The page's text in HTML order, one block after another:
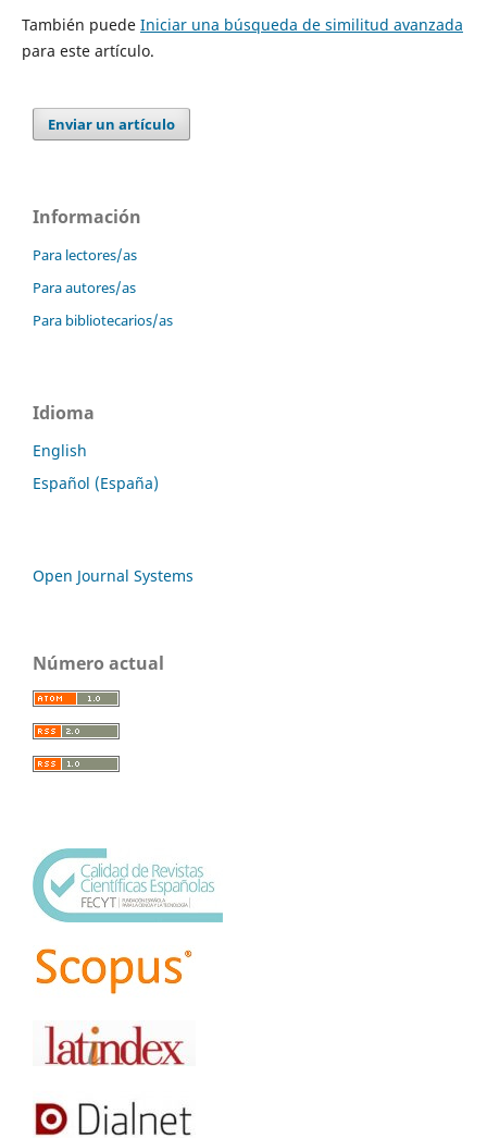
También puede Iniciar una búsqueda de similitud avanzada
para este artículo.
Enviar un artículo
Información
Para lectores/as
Para autores/as
Para bibliotecarios/as
Idioma
English
Español (España)
Open Journal Systems
Número actual